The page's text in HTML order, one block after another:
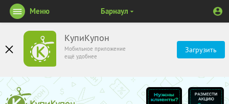
КупиКупон
Мобильное приложение
ещё удобнее
Загрузить
Меню Барнаул